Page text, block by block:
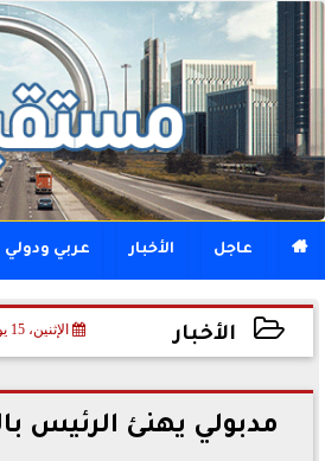
 عاجل الأخبار عربي ودولي
الأخبار الإثنين، 15 يونيو 2026
2026-06-15 15:44:17
مدبولي يهنئ الرئيس